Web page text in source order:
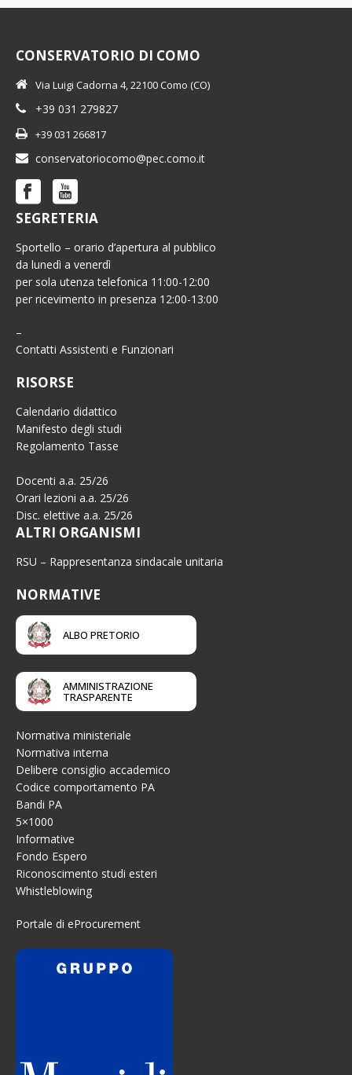
CONSERVATORIO DI COMO
Via Luigi Cadorna 4, 22100 Como (CO)
+39 031 279827
+39 031 266817
conservatoriocomo@pec.como.it
SEGRETERIA
Sportello – orario d’apertura al pubblico
da lunedì a venerdì
per sola utenza telefonica 11:00-12:00
per ricevimento in presenza 12:00-13:00
–
Contatti Assistenti e Funzionari
RISORSE
Calendario didattico
Manifesto degli studi
Regolamento Tasse
Docenti a.a. 25/26
Orari lezioni a.a. 25/26
Disc. elettive a.a. 25/26
ALTRI ORGANISMI
RSU – Rappresentanza sindacale unitaria
NORMATIVE
ALBO PRETORIO
AMMINISTRAZIONE
TRASPARENTE
Normativa ministeriale
Normativa interna
Delibere consiglio accademico
Codice comportamento PA
Bandi PA
5×1000
Informative
Fondo Espero
Riconoscimento studi esteri
Whistleblowing
Portale di eProcurement